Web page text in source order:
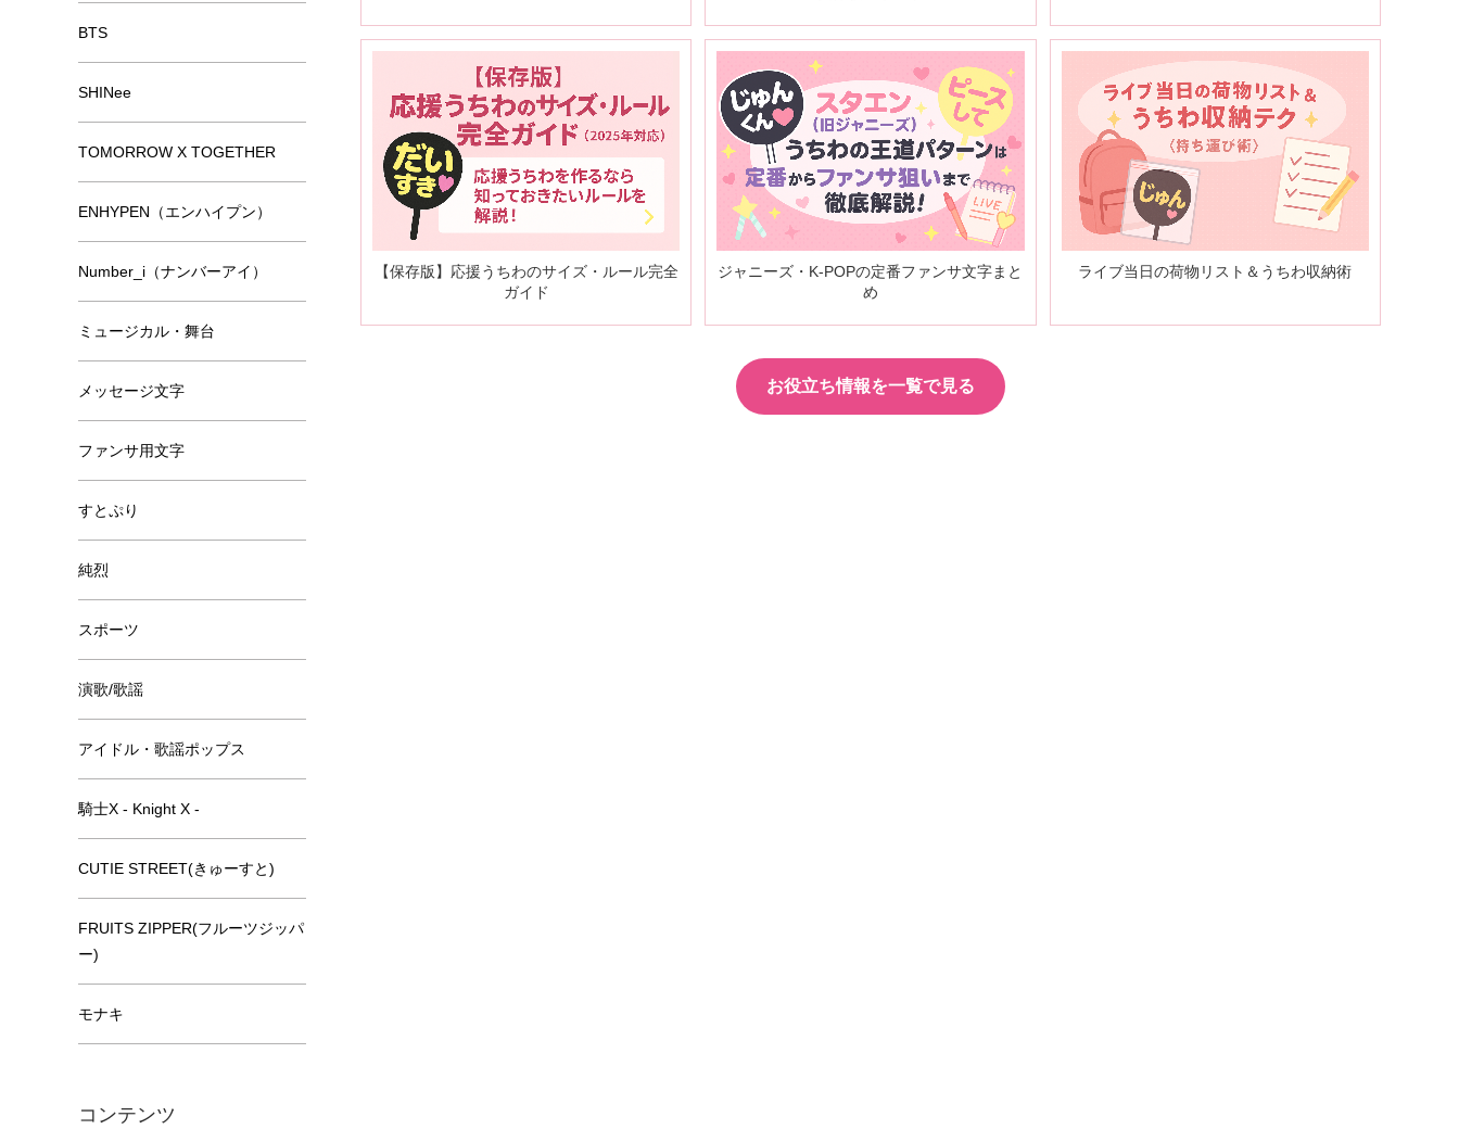
【保存版】応援うちわのサイズ・ルール完全
ガイド
ジャニーズ・K-POPの定番ファンサ文字まと
め
ライブ当日の荷物リスト＆うちわ収納術
お役立ち情報を一覧で見る
BTS
SHINee
TOMORROW X TOGETHER
ENHYPEN（エンハイプン）
Number_i（ナンバーアイ）
ミュージカル・舞台
メッセージ文字
ファンサ用文字
すとぷり
純烈
スポーツ
演歌/歌謡
アイドル・歌謡ポップス
騎士X - Knight X -
CUTIE STREET(きゅーすと)
FRUITS ZIPPER(フルーツジッパ
ー)
モナキ
コンテンツ